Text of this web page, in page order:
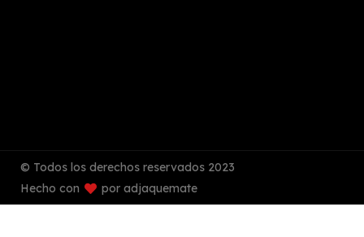
© Todos los derechos reservados 2023
Hecho con
por adjaquemate